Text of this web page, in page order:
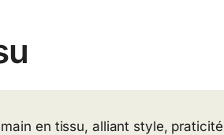
en tissu, alliant style,